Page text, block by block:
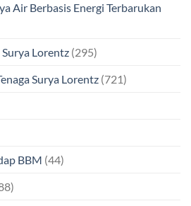
Air Berbasis Energi Terbarukan
Lorentz (295)
Surya Lorentz (721)
BBM (44)